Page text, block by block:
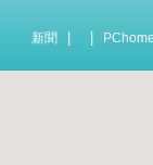
新聞 PChome